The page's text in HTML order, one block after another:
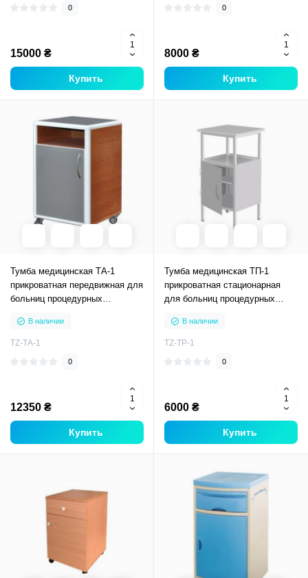
0
15000 ₴
Купить
0
8000 ₴
Купить
Тумба медицинская ТА-1
прикроватная передвижная для
больниц процедурных
В наличии
TZ-ТА-1
0
12350 ₴
Купить
Тумба медицинская ТП-1
прикроватная стационарная
для больниц процедурных
В наличии
TZ-ТP-1
0
6000 ₴
Купить